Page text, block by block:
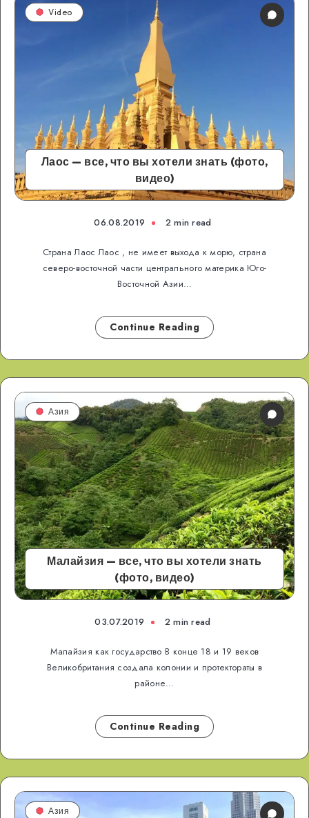
Лаос — все, что вы хотели знать (фото,
видео)
Video
06.08.2019 2 min read
Страна Лаос Лаос , не имеет выхода к морю, страна
северо-восточной части центрального материка Юго-
Восточной Азии…
Continue Reading
Малайзия — все, что вы хотели знать
(фото, видео)
Азия
03.07.2019 2 min read
Малайзия как государство В конце 18 и 19 веков
Великобритания создала колонии и протектораты в
районе…
Continue Reading
Азия